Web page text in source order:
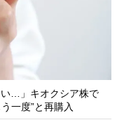
い…」キオクシア株で
一度”と再購入